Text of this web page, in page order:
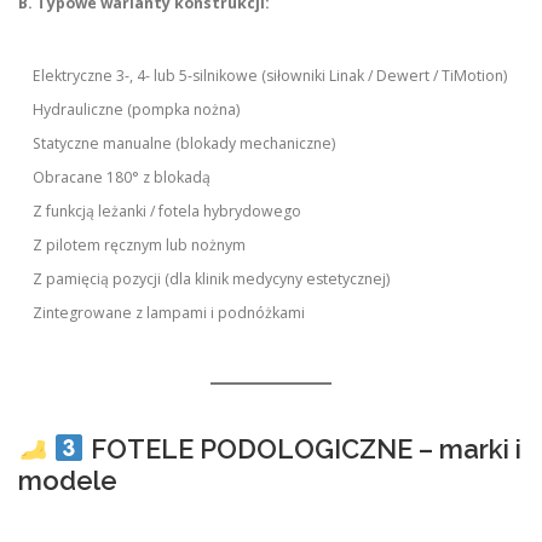
Elektryczne 3-, 4- lub 5-silnikowe (siłowniki Linak / Dewert / TiMotion)
Hydrauliczne (pompka nożna)
Statyczne manualne (blokady mechaniczne)
Obracane 180° z blokadą
Z funkcją leżanki / fotela hybrydowego
Z pilotem ręcznym lub nożnym
Z pamięcią pozycji (dla klinik medycyny estetycznej)
Zintegrowane z lampami i podnóżkami
FOTELE PODOLOGICZNE – marki i
modele